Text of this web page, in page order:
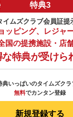
特典3
イムズクラブ会員証提
ッピング、レジャ
国の提携施設・店
な特典が受けら
典いっぱいのタイムズクラ
無料でカンタン登録
新規登録する